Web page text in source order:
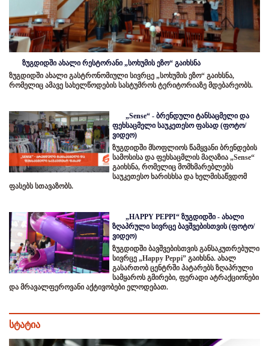
ზუგდიდში ახალი რესტორანი „სოხუმის ეზო“ გაიხსნა
ზუგდიდში ახალი გასტრონომიული სივრცე „სოხუმის ეზო“ გაიხსნა,
რომელიც ამავე სახელწოდების სასტუმროს ტერიტორიაზე მდებარეობს.
„Sense“ - ბრენდული ტანსაცმელი და
ფეხსაცმელი საუკეთესო ფასად (ფოტო/
ვიდეო)
ზუგდიდში მსოფლიოს წამყვანი ბრენდების
სამოსისა და ფეხსაცმლის მაღაზია „Sense“
გაიხსნა, რომელიც მომხმარებლებს
საუკეთესო ხარისხსა და ხელმისაწვდომ
ფასებს სთავაზობს.
„HAPPY PEPPI“ ზუგდიდში - ახალი
ზღაპრული სივრცე ბავშვებისთვის (ფოტო/
ვიდეო)
ზუგდიდში ბავშვებისთვის განსაკუთრებული
სივრცე „Happy Peppi” გაიხსნა. ახალ
გასართობ ცენტრში პატარებს ზღაპრული
სამყაროს გმირები, ფერადი ატრაქციონები
და მრავალფეროვანი აქტივობები ელოდებათ.
სტატია